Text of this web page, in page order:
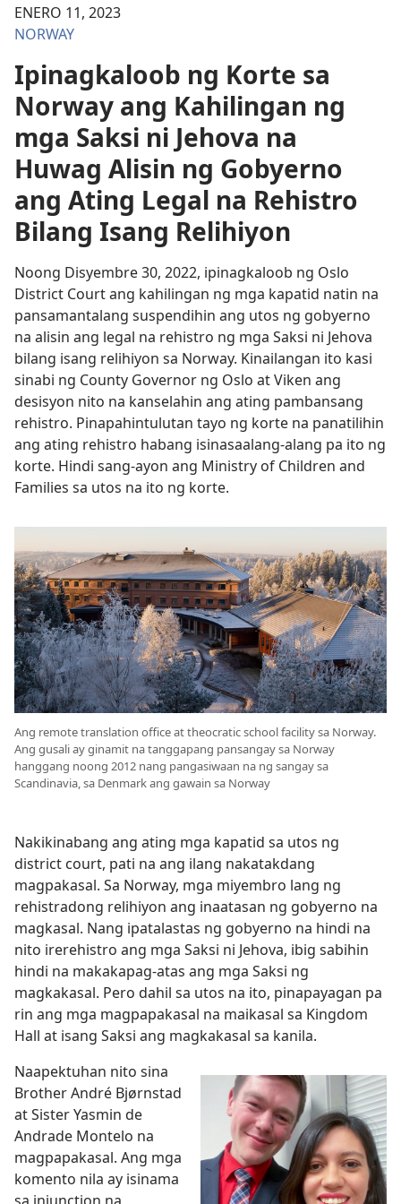
ENERO 11, 2023
NORWAY
Ipinagkaloob ng Korte sa
Norway ang Kahilingan ng
mga Saksi ni Jehova na
Huwag Alisin ng Gobyerno
ang Ating Legal na Rehistro
Bilang Isang Relihiyon
Noong Disyembre 30, 2022, ipinagkaloob ng Oslo
District Court ang kahilingan ng mga kapatid natin na
pansamantalang suspendihin ang utos ng gobyerno
na alisin ang legal na rehistro ng mga Saksi ni Jehova
bilang isang relihiyon sa Norway. Kinailangan ito kasi
sinabi ng County Governor ng Oslo at Viken ang
desisyon nito na kanselahin ang ating pambansang
rehistro. Pinapahintulutan tayo ng korte na panatilihin
ang ating rehistro habang isinasaalang-alang pa ito ng
korte. Hindi sang-ayon ang Ministry of Children and
Families sa utos na ito ng korte.
Ang remote translation office at theocratic school facility sa Norway.
Ang gusali ay ginamit na tanggapang pansangay sa Norway
hanggang noong 2012 nang pangasiwaan na ng sangay sa
Scandinavia, sa Denmark ang gawain sa Norway
Nakikinabang ang ating mga kapatid sa utos ng
district court, pati na ang ilang nakatakdang
magpakasal. Sa Norway, mga miyembro lang ng
rehistradong relihiyon ang inaatasan ng gobyerno na
magkasal. Nang ipatalastas ng gobyerno na hindi na
nito irerehistro ang mga Saksi ni Jehova, ibig sabihin
hindi na makakapag-atas ang mga Saksi ng
magkakasal. Pero dahil sa utos na ito, pinapayagan pa
rin ang mga magpapakasal na maikasal sa Kingdom
Hall at isang Saksi ang magkakasal sa kanila.
Naapektuhan nito sina
Brother André Bjørnstad
at Sister Yasmin de
Andrade Montelo na
magpapakasal. Ang mga
komento nila ay isinama